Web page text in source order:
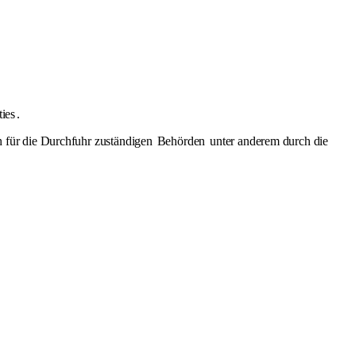
.
für die Durchfuhr zuständigen Behörden unter anderem durch die